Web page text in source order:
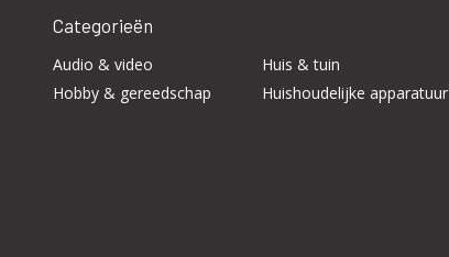
Categorieën
Audio & video
Hobby & gereedschap
Huis & tuin
Huishoudelijke apparatuur